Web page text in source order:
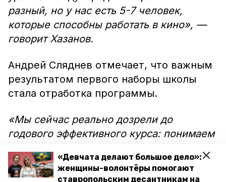
«Девчата делают большое дело»:
женщины-волонтёры помогают
ставропольским десантникам на
разный, но у нас есть 5-7 человек,
которые способны работать в кино», —
говорит Хазанов.
Андрей Сляднев отмечает, что важным
результатом первого наборы школы
стала отработка программы.
«Мы сейчас реально дозрели до
годового эффективного курса: понимаем
и практическую историю», — пояснил
эксперт.